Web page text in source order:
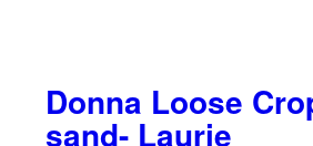
Donna Loose
sand- Laurie